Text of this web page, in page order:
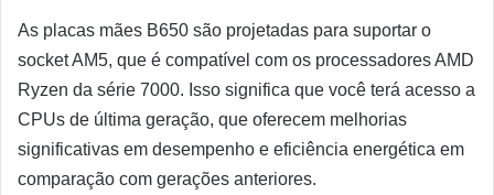
As placas mães B650 são projetadas para suportar o
socket AM5, que é compatível com os processadores AMD
Ryzen da série 7000. Isso significa que você terá acesso a
CPUs de última geração, que oferecem melhorias
significativas em desempenho e eficiência energética em
comparação com gerações anteriores.